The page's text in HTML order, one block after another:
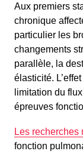
Aux premiers
chronique
particulier les
changements
parallèle, la
élasticité.
limitation du
épreuves
Les recherches
fonction